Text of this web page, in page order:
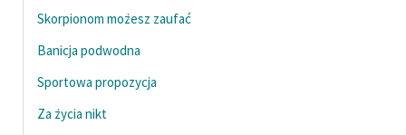
Logotypy
Materiały promocyjne
Skorpionom możesz zaufać
Banicja podwodna
Sportowa propozycja
Za życia nikt